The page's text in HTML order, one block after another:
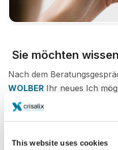
This website uses cookies
Sie möchten
Nach dem
WOLBER Ihr neues Ich
Zuhause aus über Ihr
begutachten. So können
lassen und zweite